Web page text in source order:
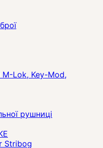
M-Lok, Key-Mod,
рушниці
Stribog